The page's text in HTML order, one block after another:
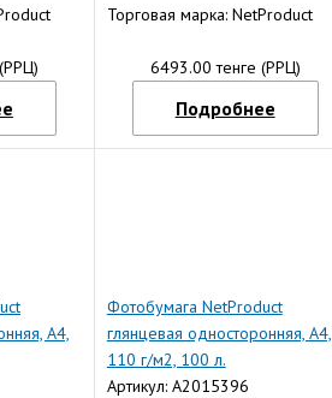
Торговая марка: NetProduct
6493.00 тенге (РРЦ)
Подробнее
A4,
Фотобумага NetProduct
глянцевая односторонняя, A4,
110 г/м2, 100 л.
Артикул: A2015396